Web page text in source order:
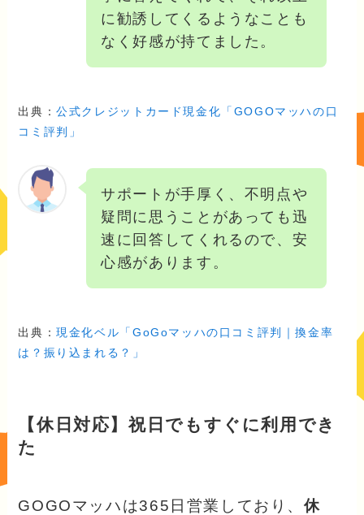
に勧誘してくるようなことも
なく好感が持てました。
出典：公式クレジットカード現金化「GOGOマッハの口
コミ評判」
サポートが手厚く、不明点や
疑問に思うことがあっても迅
速に回答してくれるので、安
心感があります。
出典：現金化ベル「GoGoマッハの口コミ評判｜換金率
は？振り込まれる？」
【休日対応】祝日でもすぐに利用でき
た
GOGOマッハは365日営業しており、休